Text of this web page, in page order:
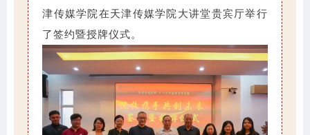
津传媒学院在天津传媒学院大讲堂贵宾厅举行
了签约暨授牌仪式。